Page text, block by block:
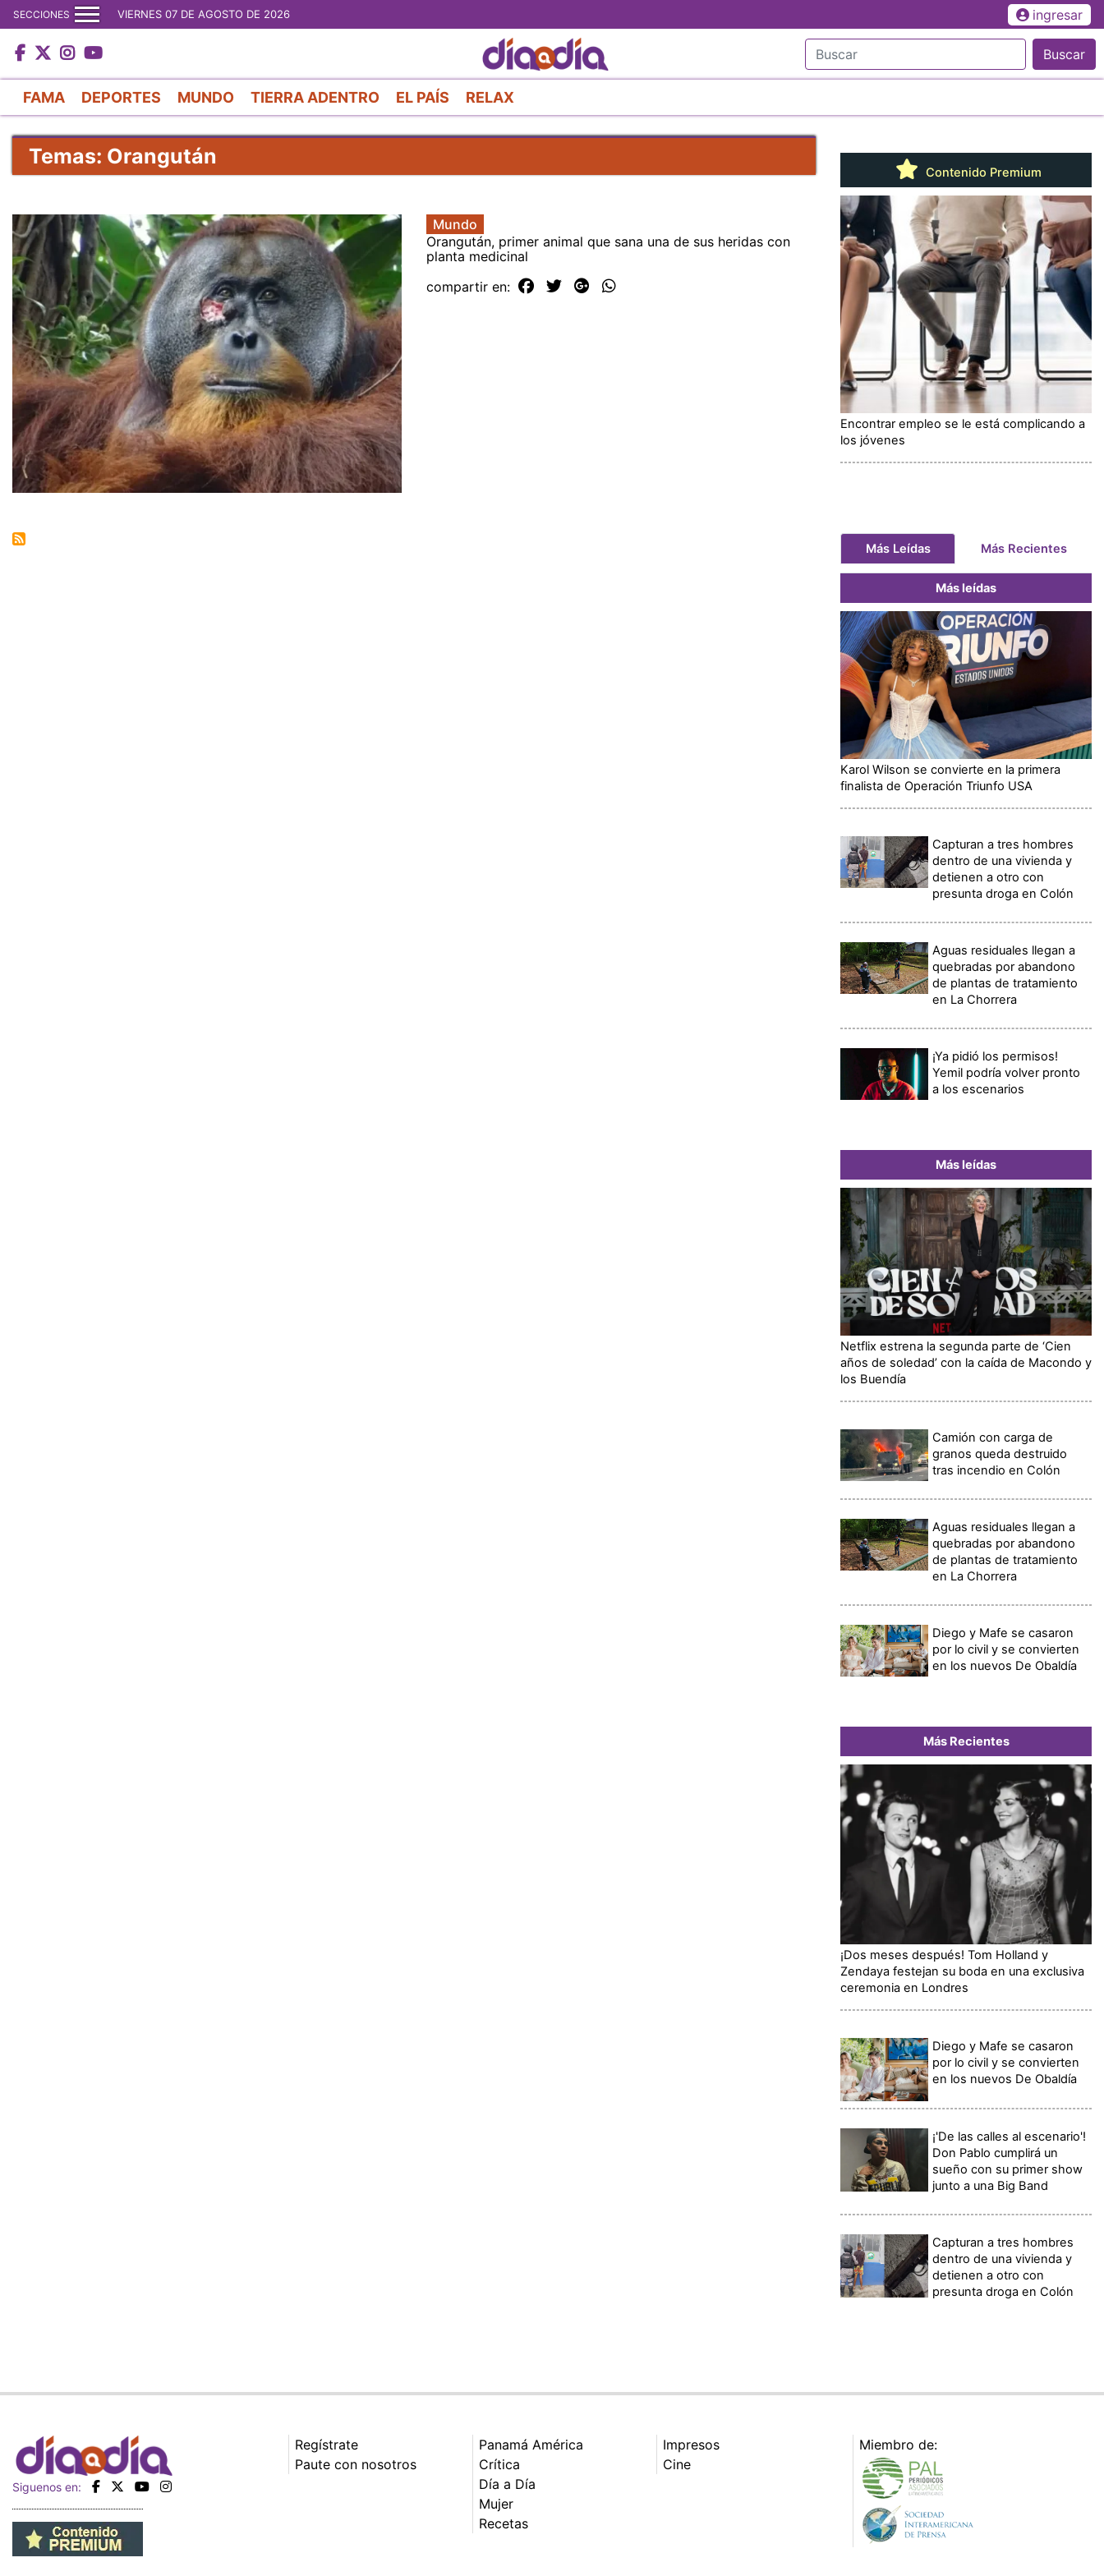
al
contenido
principal
SECCIONES VIERNES 07 DE AGOSTO DE 2026 ingresar
Buscar
FAMA DEPORTES MUNDO TIERRA ADENTRO EL PAÍS RELAX
Temas: Orangután
Mundo
Orangután, primer animal que sana una de sus heridas con
planta medicinal
compartir en:
Contenido Premium
Encontrar empleo se le está complicando a
los jóvenes
Más Leídas Más Recientes
Más leídas
Karol Wilson se convierte en la primera
finalista de Operación Triunfo USA
Capturan a tres hombres
dentro de una vivienda y
detienen a otro con
presunta droga en Colón
Aguas residuales llegan a
quebradas por abandono
de plantas de tratamiento
en La Chorrera
¡Ya pidió los permisos!
Yemil podría volver pronto
a los escenarios
Más leídas
Netflix estrena la segunda parte de ‘Cien
años de soledad’ con la caída de Macondo y
los Buendía
Camión con carga de
granos queda destruido
tras incendio en Colón
Aguas residuales llegan a
quebradas por abandono
de plantas de tratamiento
en La Chorrera
Diego y Mafe se casaron
por lo civil y se convierten
en los nuevos De Obaldía
Más Recientes
¡Dos meses después! Tom Holland y
Zendaya festejan su boda en una exclusiva
ceremonia en Londres
Diego y Mafe se casaron
por lo civil y se convierten
en los nuevos De Obaldía
¡'De las calles al escenario'!
Don Pablo cumplirá un
sueño con su primer show
junto a una Big Band
Capturan a tres hombres
dentro de una vivienda y
detienen a otro con
presunta droga en Colón
Siguenos en:
Regístrate
Paute con nosotros
Panamá América
Crítica
Día a Día
Mujer
Recetas
Impresos
Cine
Miembro de: